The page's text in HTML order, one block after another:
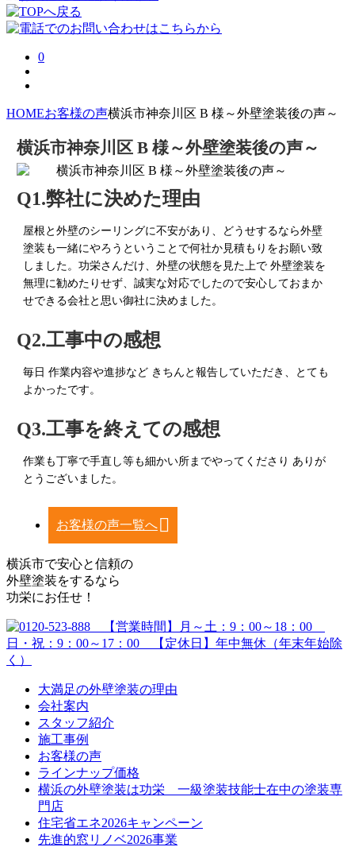
0
HOMEお客様の声横浜市神奈川区 B 様～外壁塗装後の声～
横浜市神奈川区 B 様～外壁塗装後の声～
Q1.弊社に決めた理由
屋根と外壁のシーリングに不安があり、どうせするなら外壁
塗装も一緒にやろうということで何社か見積もりをお願い致
しました。功栄さんだけ、外壁の状態を見た上で 外壁塗装を
無理に勧めたりせず、誠実な対応でしたので安心しておまか
せできる会社と思い御社に決めました。
Q2.工事中の感想
毎日 作業内容や進捗など きちんと報告していただき、とても
よかったです。
Q3.工事を終えての感想
作業も丁寧で手直し等も細かい所までやってくださり ありが
とうございました。
お客様の声一覧へ
横浜市で安心と信頼の
外壁塗装をするなら
功栄にお任せ！
大満足の外壁塗装の理由
会社案内
スタッフ紹介
施工事例
お客様の声
ラインナップ価格
横浜の外壁塗装は功栄 一級塗装技能士在中の塗装専
門店
住宅省エネ2026キャンペーン
先進的窓リノベ2026事業